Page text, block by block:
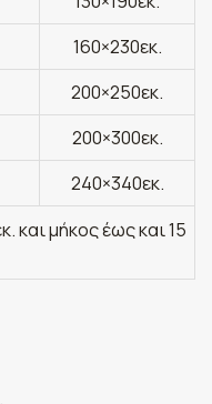
160×230εκ.
200×250εκ.
200×300εκ.
240×340εκ.
και μήκος έως και 15